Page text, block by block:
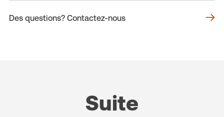
Des questions? Contactez-nous
Suite